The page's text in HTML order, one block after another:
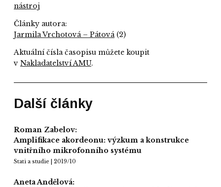
nástroj
Články autora:
Jarmila Vrchotová – Pátová(2)
Aktuální čísla časopisu můžete koupit
v Nakladatelství AMU.
Další články
Roman Zabelov:
Amplifikace akordeonu: výzkum a konstrukce
vnitřního mikrofonního systému
Stati a studie | 2019/10
Aneta Andělová: